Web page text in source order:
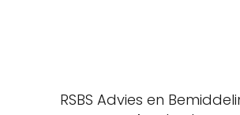
RSBS Advies en